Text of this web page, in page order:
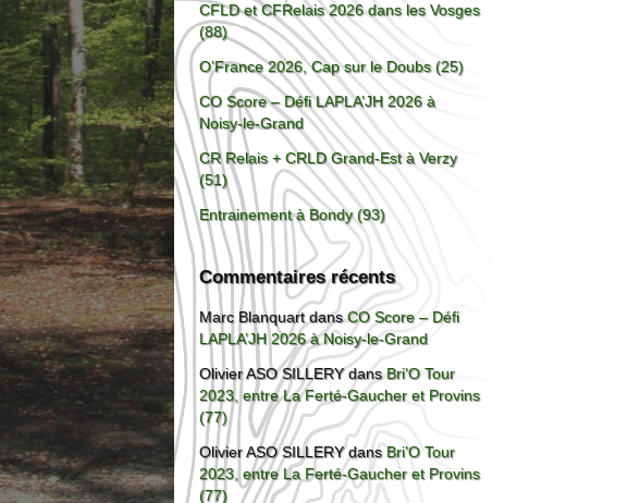
CFLD et CFRelais 2026 dans les Vosges
(88)
O’France 2026, Cap sur le Doubs (25)
CO Score – Défi LAPLA’JH 2026 à
Noisy-le-Grand
CR Relais + CRLD Grand-Est à Verzy
(51)
Entrainement à Bondy (93)
Commentaires récents
Marc BlanquartdansCO Score – Défi
LAPLA’JH 2026 à Noisy-le-Grand
Olivier ASO SILLERYdansBri’O Tour
2023, entre La Ferté-Gaucher et Provins
(77)
Olivier ASO SILLERYdans Bri’O Tour
2023, entre La Ferté-Gaucher et Provins
(77)